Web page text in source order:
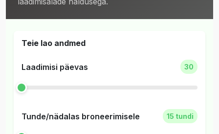
Teie lao andmed
Laadimisi päevas 30
Tunde/nädalas broneerimisele 15 tundi